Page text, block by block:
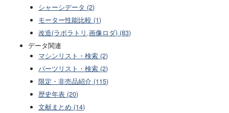
シャーシデータ (2)
モーター性能比較 (1)
改造(ラボラトリ,画像ロダ) (83)
データ関連
マシンリスト・検索 (2)
パーツリスト・検索 (2)
限定・非売品紹介 (115)
歴史年表 (20)
文献まとめ (14)